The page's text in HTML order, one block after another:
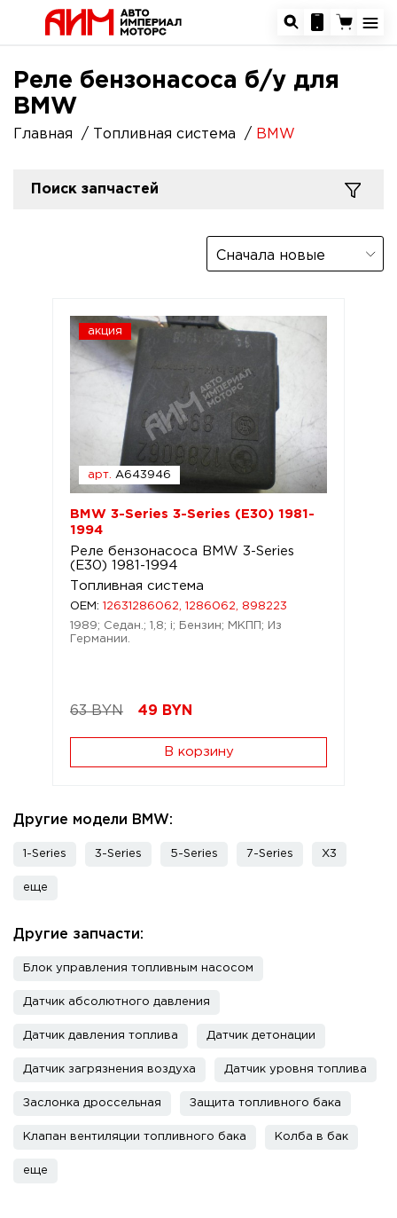
Реле бензонасоса б/у для
BMW
Главная Топливная система BMW
Поиск запчастей
Сначала новые
акция
арт. A643946
BMW 3-Series 3-Series (E30) 1981-
1994
Реле бензонасоса BMW 3-Series
(E30) 1981-1994
Топливная система
OEM: 12631286062, 1286062, 898223
1989; Седан.; 1,8; i; Бензин; МКПП; Из
Германии.
63 BYN 49 BYN
В корзину
Другие модели BMW:
1-Series 3-Series 5-Series 7-Series X3
еще
Другие запчасти:
Блок управления топливным насосом
Датчик абсолютного давления
Датчик давления топлива Датчик детонации
Датчик загрязнения воздуха Датчик уровня топлива
Заслонка дроссельная Защита топливного бака
Клапан вентиляции топливного бака Колба в бак
еще